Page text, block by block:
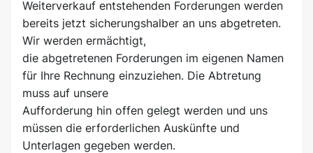
Weiterverkauf entstehenden Forderungen werden
bereits jetzt sicherungshalber an uns abgetreten.
Wir werden ermächtigt,
die abgetretenen Forderungen im eigenen Namen
für Ihre Rechnung einzuziehen. Die Abtretung
muss auf unsere
Aufforderung hin offen gelegt werden und uns
müssen die erforderlichen Auskünfte und
Unterlagen gegeben werden.